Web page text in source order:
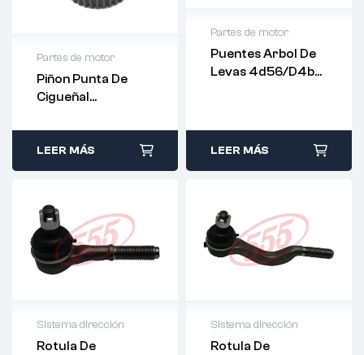
Partes de motor
Piñon Punta De
Cigueñal
MD099211
LEER MÁS
Partes de motor
Puentes Arbol De
Levas 4d56/d4bh
LEER MÁS
Sistema dirección
Rotula De
Sistema dirección
Rotula De